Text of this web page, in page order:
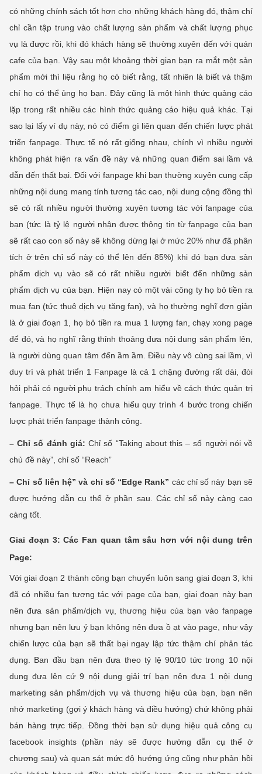
có những chính sách tốt hơn cho những khách hàng đó, thậm chí
chỉ cần tập trung vào chất lượng sản phẩm và chất lượng phục
vụ là được rồi, khi đó khách hàng sẽ thường xuyên đến với quán
cafe của bạn. Vậy sau một khoảng thời gian bạn ra mắt một sản
phẩm mới thì liệu rằng họ có biết rằng, tất nhiên là biết và thậm
chí họ có thể ủng họ bạn. Đây cũng là một hình thức quảng cáo
lặp trong rất nhiều các hình thức quảng cáo hiệu quả khác. Tại
sao lại lấy ví dụ này, nó có điểm gì liên quan đến chiến lược phát
triển fanpage. Thực tế nó rất giống nhau, chính vì nhiều người
không phát hiện ra vấn đề này và những quan điểm sai lầm và
dẫn đến thất bại. Đối với fanpage khi bạn thường xuyên cung cấp
những nội dung mang tính tương tác cao, nội dung cộng đồng thì
sẽ có rất nhiều người thường xuyên tương tác với fanpage của
bạn (tức là tỷ lệ người nhận được thông tin từ fanpage của bạn
sẽ rất cao con số này sẽ không dừng lại ở mức 20% như đã phân
tích ở trên chỉ số này có thể lên đến 85%) khi đó bạn đưa sản
phẩm dịch vụ vào sẽ có rất nhiều người biết đến những sản
phẩm dịch vụ của bạn. Hiện nay có một vài công ty họ bỏ tiền ra
mua fan (tức thuê dịch vụ tăng fan), và họ thường nghĩ đơn giản
là ở giai đoạn 1, họ bỏ tiền ra mua 1 lượng fan, chạy xong page
để đó, và họ nghĩ rằng thỉnh thoảng đưa nội dung sản phẩm lên,
là người dùng quan tâm đến ầm ầm. Điều này vô cùng sai lầm, vì
duy trì và phát triển 1 Fanpage là cả 1 chặng đường rất dài, đòi
hỏi phải có người phụ trách chính am hiểu về cách thức quản trị
fanpage. Thực tế là họ chưa hiểu quy trình 4 bước trong chiến
lược phát triển fanpage thành công.
– Chỉ số đánh giá:Chỉ số “Taking about this – số người nói về
chủ đề này”, chỉ số “Reach”
– Chỉ số liên hệ” và chỉ số “Edge Rank” các chỉ số này bạn sẽ
được hướng dẫn cụ thể ở phần sau. Các chỉ số này càng cao
càng tốt.
Giai đoạn 3: Các Fan quan tâm sâu hơn với nội dung trên
Page:
Với giai đoạn 2 thành công bạn chuyển luôn sang giai đoạn 3, khi
đã có nhiều fan tương tác với page của bạn, giai đoạn này bạn
nên đưa sản phẩm/dịch vụ, thương hiệu của bạn vào fanpage
nhưng bạn nên lưu ý bạn không nên đưa ồ ạt vào page, như vậy
chiến lược của bạn sẽ thất bại ngay lập tức thậm chí phản tác
dụng. Ban đầu bạn nên đưa theo tỷ lệ 90/10 tức trong 10 nội
dung đưa lên cứ 9 nội dung giải trí bạn nên đưa 1 nội dung
marketing sản phẩm/dịch vụ và thương hiệu của bạn, bạn nên
nhớ marketing (gợi ý khách hàng và điều hướng) chứ không phải
bán hàng trực tiếp. Đồng thời bạn sử dụng hiệu quả công cụ
facebook insights (phần này sẽ được hướng dẫn cụ thể ở
chương sau) và quan sát mức độ hướng ứng cũng như phản hồi